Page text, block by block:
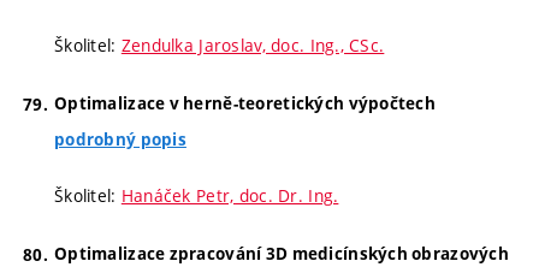
Školitel: Zendulka Jaroslav, doc. Ing., CSc.
Optimalizace v herně-teoretických výpočtech
podrobný popis
Školitel: Hanáček Petr, doc. Dr. Ing.
Optimalizace zpracování 3D medicínských obrazových